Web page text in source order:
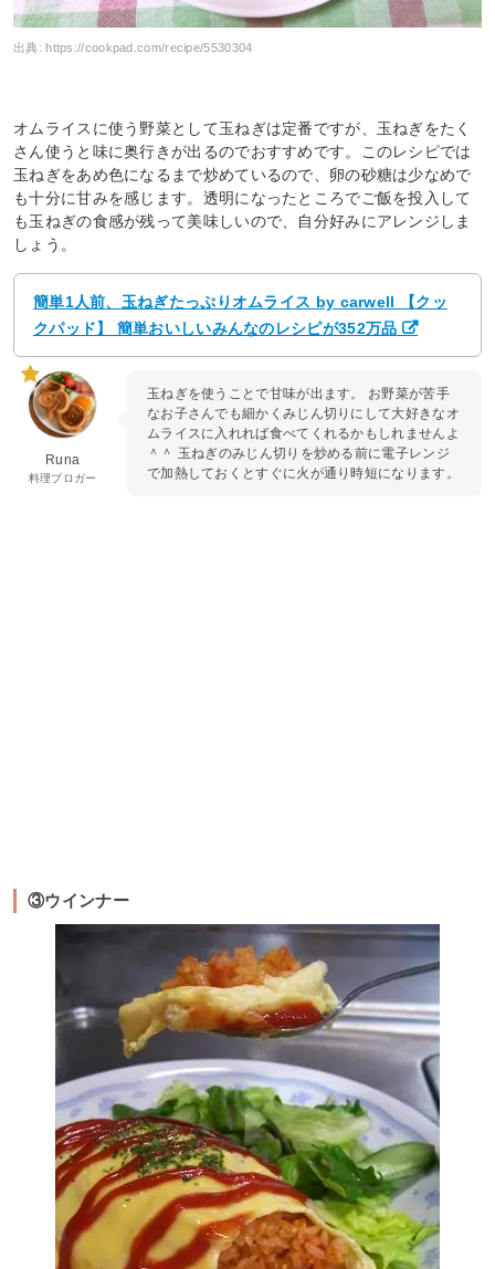
出典: https://cookpad.com/recipe/5530304
オムライスに使う野菜として玉ねぎは定番ですが、玉ねぎをたく
さん使うと味に奥行きが出るのでおすすめです。このレシピでは
玉ねぎをあめ色になるまで炒めているので、卵の砂糖は少なめで
も十分に甘みを感じます。透明になったところでご飯を投入して
も玉ねぎの食感が残って美味しいので、自分好みにアレンジしま
しょう。
簡単1人前、玉ねぎたっぷりオムライス by carwell 【クッ
クパッド】 簡単おいしいみんなのレシピが352万品
Runa
料理ブロガー
玉ねぎを使うことで甘味が出ます。 お野菜が苦手
なお子さんでも細かくみじん切りにして大好きなオ
ムライスに入れれば食べてくれるかもしれませんよ
＾＾ 玉ねぎのみじん切りを炒める前に電子レンジ
で加熱しておくとすぐに火が通り時短になります。
③ウインナー